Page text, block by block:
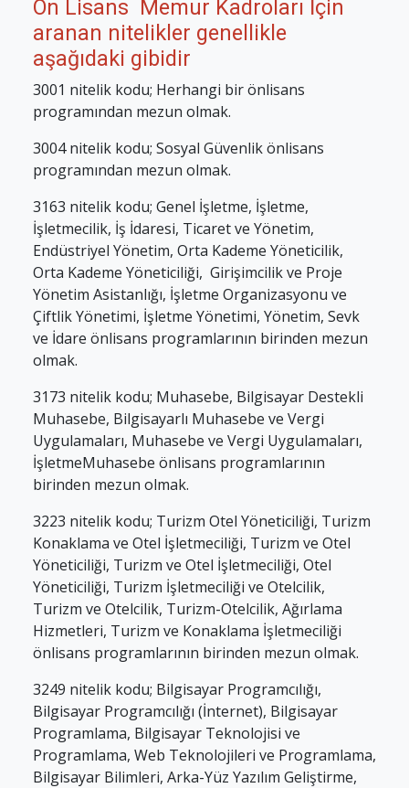
Ön Lisans Memur Kadroları İçin
aranan nitelikler genellikle
aşağıdaki gibidir
3001 nitelik kodu; Herhangi bir önlisans
programından mezun olmak.
3004 nitelik kodu; Sosyal Güvenlik önlisans
programından mezun olmak.
3163 nitelik kodu; Genel İşletme, İşletme,
İşletmecilik, İş İdaresi, Ticaret ve Yönetim,
Endüstriyel Yönetim, Orta Kademe Yöneticilik,
Orta Kademe Yöneticiliği, Girişimcilik ve Proje
Yönetim Asistanlığı, İşletme Organizasyonu ve
Çiftlik Yönetimi, İşletme Yönetimi, Yönetim, Sevk
ve İdare önlisans programlarının birinden mezun
olmak.
3173 nitelik kodu; Muhasebe, Bilgisayar Destekli
Muhasebe, Bilgisayarlı Muhasebe ve Vergi
Uygulamaları, Muhasebe ve Vergi Uygulamaları,
İşletmeMuhasebe önlisans programlarının
birinden mezun olmak.
3223 nitelik kodu; Turizm Otel Yöneticiliği, Turizm
Konaklama ve Otel İşletmeciliği, Turizm ve Otel
Yöneticiliği, Turizm ve Otel İşletmeciliği, Otel
Yöneticiliği, Turizm İşletmeciliği ve Otelcilik,
Turizm ve Otelcilik, Turizm-Otelcilik, Ağırlama
Hizmetleri, Turizm ve Konaklama İşletmeciliği
önlisans programlarının birinden mezun olmak.
3249 nitelik kodu; Bilgisayar Programcılığı,
Bilgisayar Programcılığı (İnternet), Bilgisayar
Programlama, Bilgisayar Teknolojisi ve
Programlama, Web Teknolojileri ve Programlama,
Bilgisayar Bilimleri, Arka-Yüz Yazılım Geliştirme,